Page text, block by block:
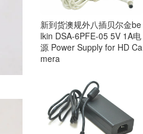
新到货澳规外八插贝尔金be
lkin DSA-6PFE-05 5V 1A电
源 Power Supply for HD Ca
mera